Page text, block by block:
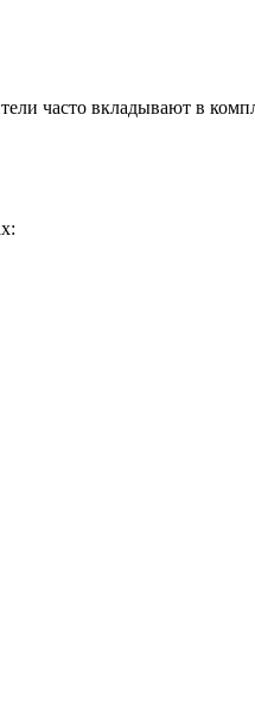
часто вкладывают в